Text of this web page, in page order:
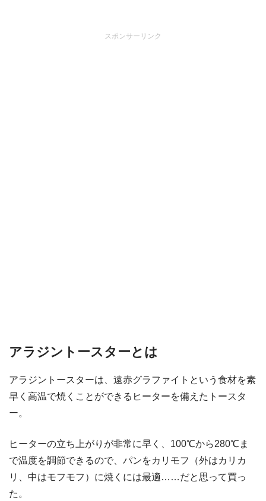
スポンサーリンク
アラジントースターとは
アラジントースターは、遠赤グラファイトという食材を素
早く高温で焼くことができるヒーターを備えたトースタ
ー。
ヒーターの立ち上がりが非常に早く、100℃から280℃ま
で温度を調節できるので、パンをカリモフ（外はカリカ
リ、中はモフモフ）に焼くには最適……だと思って買っ
た。